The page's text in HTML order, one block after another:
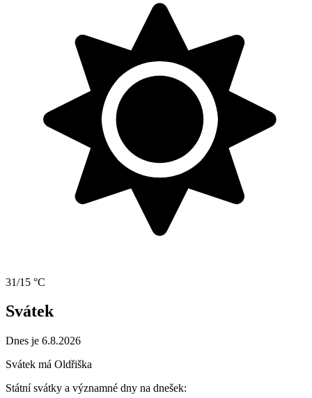
31/15 °C
Svátek
Dnes je 6.8.2026
Svátek má Oldřiška
Státní svátky a významné dny na dnešek: